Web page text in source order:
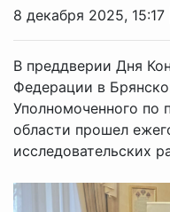
8 декабря 2025, 15:17 |
В преддверии Дня
Федерации в
Уполномоченного по
области прошел
исследовательских